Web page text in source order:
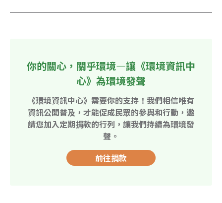
你的關心，關乎環境—讓《環境資訊中
心》為環境發聲
《環境資訊中心》需要你的支持！我們相信唯有
資訊公開普及，才能促成民眾的參與和行動，邀
請您加入定期捐款的行列，讓我們持續為環境發
聲。
前往捐款